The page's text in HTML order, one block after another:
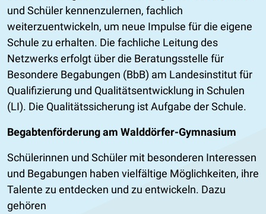
und Schüler kennenzulernen, fachlich
weiterzuentwickeln, um neue Impulse für die eigene
Schule zu erhalten. Die fachliche Leitung des
Netzwerks erfolgt über die Beratungsstelle für
Besondere Begabungen (BbB) am Landesinstitut für
Qualifizierung und Qualitätsentwicklung in Schulen
(LI). Die Qualitätssicherung ist Aufgabe der Schule.
Begabtenförderung am Walddörfer-Gymnasium
Schülerinnen und Schüler mit besonderen Interessen
und Begabungen haben vielfältige Möglichkeiten, ihre
Talente zu entdecken und zu entwickeln. Dazu
gehören